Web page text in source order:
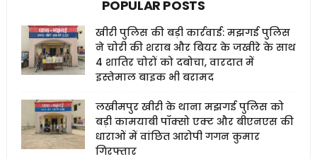
POPULAR POSTS
खीरी पुलिस की बड़ी कार्रवाई: मझगई पुलिस
ने चोरी की शराब और बियर के जखीरे के साथ
4 शातिर चोरों को दबोचा, वारदात में
इस्तेमाल बाइक भी बरामद
लखीमपुर खीरी के थाना मझगई पुलिस को
बड़ी कामयाबी पॉक्सो एक्ट और बीएनएस की
धाराओं में वांछित आरोपी गगन कुमार
गिरफ्तार